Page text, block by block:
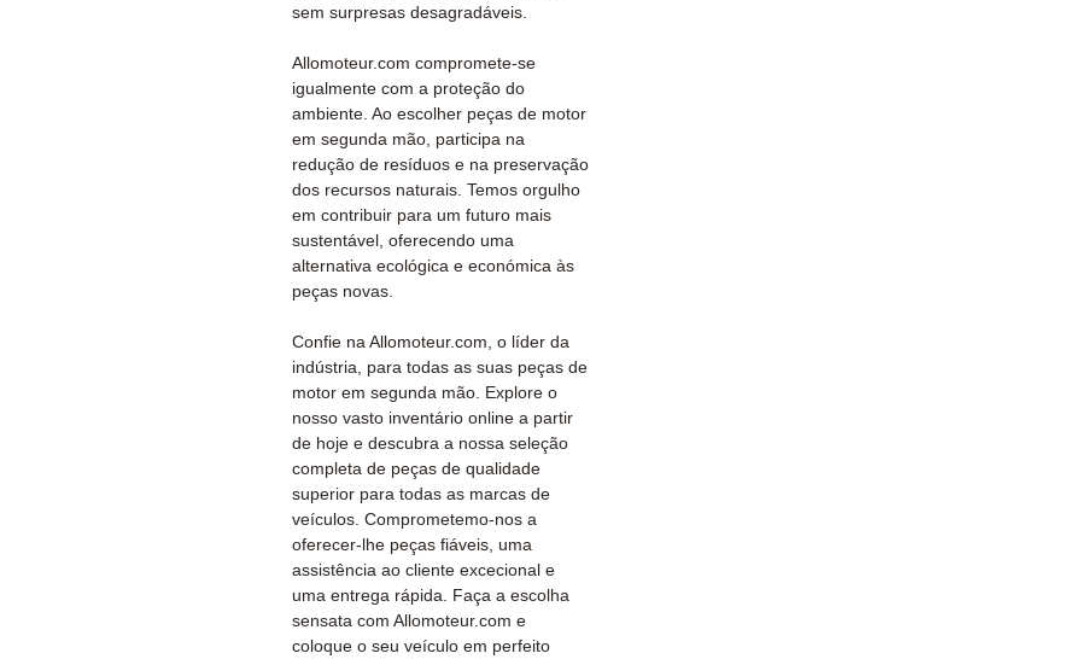
sem surpresas desagradáveis.
Allomoteur.com compromete-se
igualmente com a proteção do
ambiente. Ao escolher peças de motor
em segunda mão, participa na
redução de resíduos e na preservação
dos recursos naturais. Temos orgulho
em contribuir para um futuro mais
sustentável, oferecendo uma
alternativa ecológica e económica às
peças novas.
Confie na Allomoteur.com, o líder da
indústria, para todas as suas peças de
motor em segunda mão. Explore o
nosso vasto inventário online a partir
de hoje e descubra a nossa seleção
completa de peças de qualidade
superior para todas as marcas de
veículos. Comprometemo-nos a
oferecer-lhe peças fiáveis, uma
assistência ao cliente excecional e
uma entrega rápida. Faça a escolha
sensata com Allomoteur.com e
coloque o seu veículo em perfeito